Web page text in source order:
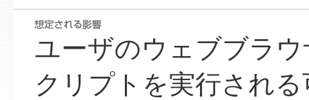
ユーザのウェブブラ
クリプトを実行され